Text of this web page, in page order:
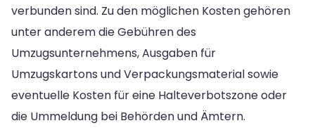
verbunden sind. Zu den möglichen Kosten gehören
unter anderem die Gebühren des
Umzugsunternehmens, Ausgaben für
Umzugskartons und Verpackungsmaterial sowie
eventuelle Kosten für eine Halteverbotszone oder
die Ummeldung bei Behörden und Ämtern.